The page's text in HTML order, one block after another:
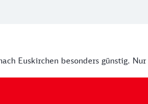
Euskirchen besonders günstig.